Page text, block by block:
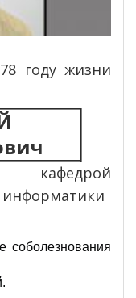
году жизни
кафедрой
информатики
соболезнования